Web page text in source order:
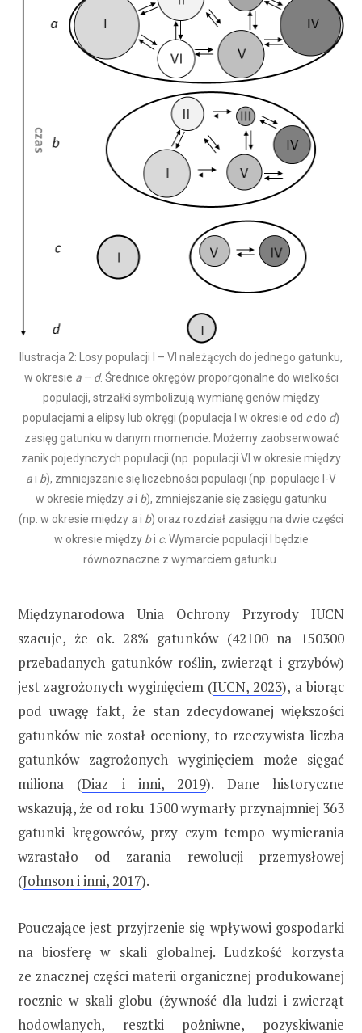
Ilustracja 2: Losy populacji I – VI należących do jednego gatunku,
w okresie a– d. Średnice okręgów proporcjonalne do wielkości
populacji, strzałki symbolizują wymianę genów między
populacjami a elipsy lub okręgi (populacja I w okresie od cdo d)
zasięg gatunku w danym momencie. Możemy zaobserwować
zanik pojedynczych populacji (np. populacji VI w okresie między
ai b), zmniejszanie się liczebności populacji (np. populacje I-V
w okresie między ai b), zmniejszanie się zasięgu gatunku
(np. w okresie między ai b) oraz rozdział zasięgu na dwie części
w okresie między bi c. Wymarcie populacji I będzie
równoznaczne z wymarciem gatunku.
Międzynarodowa Unia Ochrony Przyrody IUCN
szacuje, że ok. 28% gatunków (42100 na 150300
przebadanych gatunków roślin, zwierząt i grzybów)
jest zagrożonych wyginięciem (IUCN, 2023), a biorąc
pod uwagę fakt, że stan zdecydowanej większości
gatunków nie został oceniony, to rzeczywista liczba
gatunków zagrożonych wyginięciem może sięgać
miliona (Diaz i inni, 2019). Dane historyczne
wskazują, że od roku 1500 wymarły przynajmniej 363
gatunki kręgowców, przy czym tempo wymierania
wzrastało od zarania rewolucji przemysłowej
(Johnson i inni, 2017).
Pouczające jest przyjrzenie się wpływowi gospodarki
na biosferę w skali globalnej. Ludzkość korzysta
ze znacznej części materii organicznej produkowanej
rocznie w skali globu (żywność dla ludzi i zwierząt
hodowlanych, resztki pożniwne, pozyskiwanie